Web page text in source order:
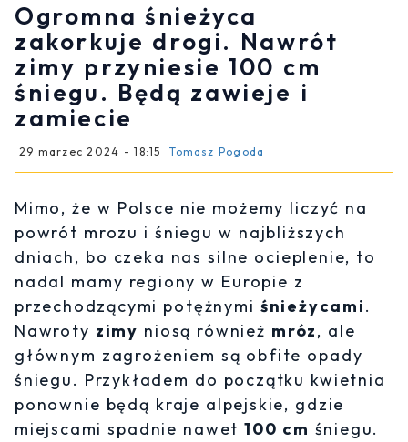
Ogromna śnieżyca
zakorkuje drogi. Nawrót
zimy przyniesie 100 cm
śniegu. Będą zawieje i
zamiecie
29 marzec 2024 - 18:15 Tomasz Pogoda
Mimo, że w Polsce nie możemy liczyć na
powrót mrozu i śniegu w najbliższych
dniach, bo czeka nas silne ocieplenie, to
nadal mamy regiony w Europie z
przechodzącymi potężnymi śnieżycami.
Nawroty zimy niosą również mróz, ale
głównym zagrożeniem są obfite opady
śniegu. Przykładem do początku kwietnia
ponownie będą kraje alpejskie, gdzie
miejscami spadnie nawet100 cm śniegu.